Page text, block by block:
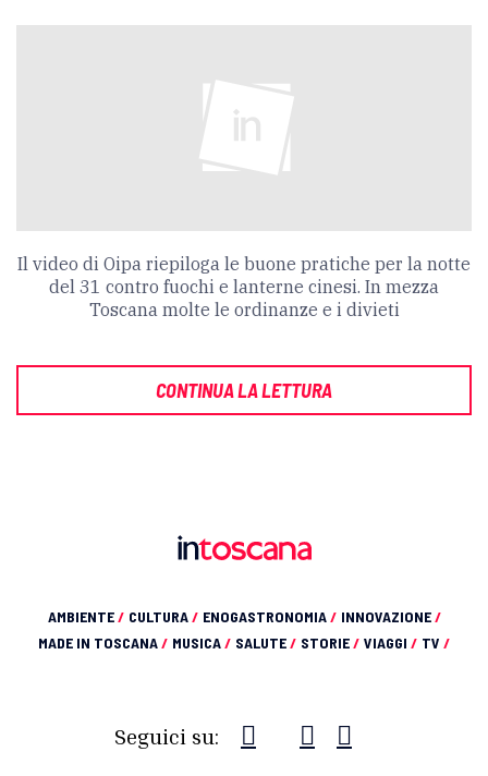
Il video di Oipa riepiloga le buone pratiche per la notte
del 31 contro fuochi e lanterne cinesi. In mezza
Toscana molte le ordinanze e i divieti
CONTINUA LA LETTURA
AMBIENTE/ CULTURA/ ENOGASTRONOMIA/ INNOVAZIONE/
MADE IN TOSCANA/ MUSICA/ SALUTE/ STORIE/ VIAGGI / TV /
Seguici su: